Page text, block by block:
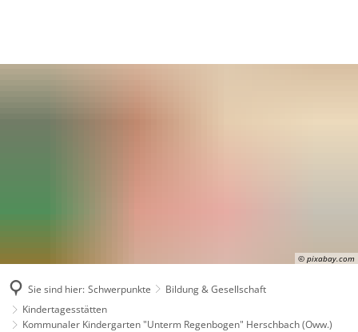
© pixabay.com
Sie sind hier: Schwerpunkte
Bildung & Gesellschaft
Kindertagesstätten
Kommunaler Kindergarten "Unterm Regenbogen" Herschbach (Oww.)